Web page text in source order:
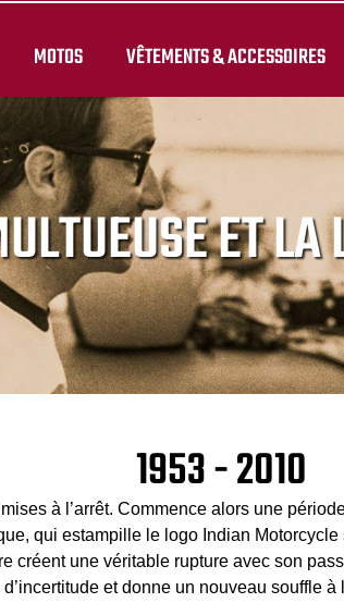
MOTOS VÊTEMENTS & ACCESSOIRES
ET
1953 - 2010
à l’arrêt. Commence alors une
qui estampille le logo Indian
créent une véritable rupture avec son
et donne un nouveau souffle